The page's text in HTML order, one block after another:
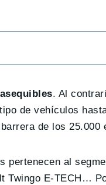
. Al
de vehículos
de los 25.000
al
Twingo E-TECH…